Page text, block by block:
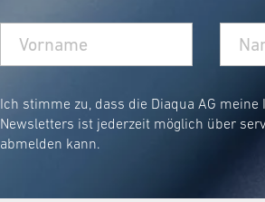
Ich stimme zu, dass die Diaqua AG
Newsletters ist jederzeit möglich über
abmelden kann.